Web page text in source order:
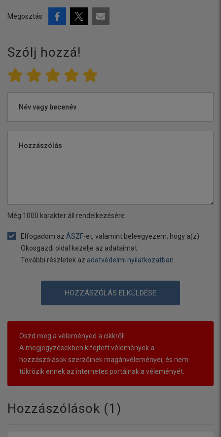
Megosztás
Szólj hozzá!
Név vagy becenév
Hozzászólás
Még 1000 karakter áll rendelkezésére
Elfogadom az ÁSZF-et, valamint beleegyezem, hogy a(z)
Okosgazdi oldal kezelje az adataimat.
További részletek az adatvédelmi nyilatkozatban.
HOZZÁSZÓLÁS ELKÜLDÉSE
Oszd meg a véleményed a cikkről!
A megjegyzésekben kifejtett vélemények a
hozzászólások szerzőinek magánvéleményei, és nem
tükrözik ennek az internetes portálnak a véleményét.
Hozzászólások (1 )